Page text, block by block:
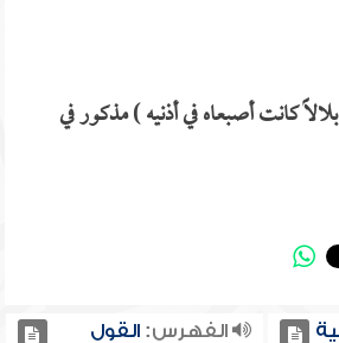
كانت أصبعاه في أذنيه ) مذكور في
الفهرس:القول